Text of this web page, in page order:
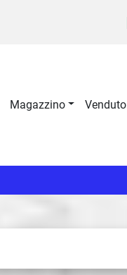
Magazzino Venduto